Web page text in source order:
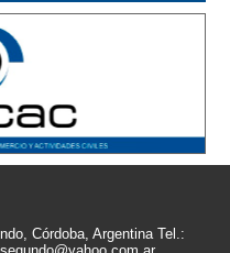
Córdoba, Argentina Tel.: